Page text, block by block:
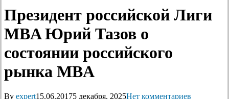
Президент российской Лиги
MBA Юрий Тазов о
состоянии российского
рынка MBA
By expert15.06.20175 декабря, 2025Нет комментариев